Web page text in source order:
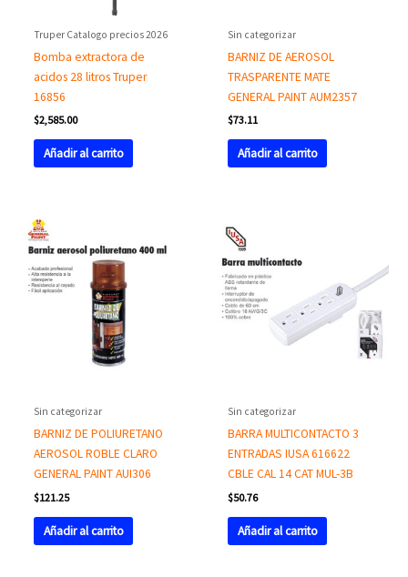
Truper Catalogo precios 2026
Bomba extractora de
acidos 28 litros Truper
16856
$2,585.00
Añadir al carrito
Sin categorizar
BARNIZ DE AEROSOL
TRASPARENTE MATE
GENERAL PAINT AUM2357
$73.11
Añadir al carrito
Sin categorizar
BARNIZ DE POLIURETANO
AEROSOL ROBLE CLARO
GENERAL PAINT AUI306
$121.25
Añadir al carrito
Sin categorizar
BARRA MULTICONTACTO 3
ENTRADAS IUSA 616622
CBLE CAL 14 CAT MUL-3B
$50.76
Añadir al carrito